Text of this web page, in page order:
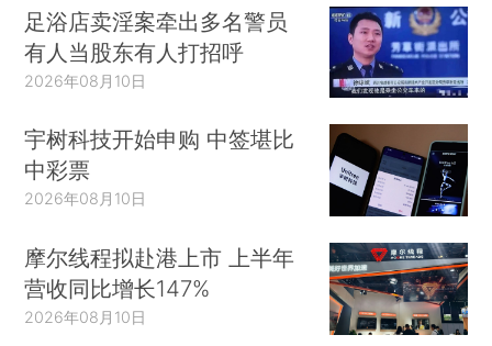
足浴店卖淫案牵出多名警员
有人当股东有人打招呼
2026年08月10日
宇树科技开始申购 中签堪比
中彩票
2026年08月10日
摩尔线程拟赴港上市 上半年
营收同比增长147%
2026年08月10日